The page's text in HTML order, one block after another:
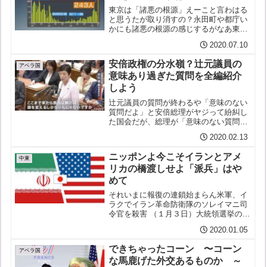
東京は「諸悪の根源」えーこと言わはる
と思うたが取り消すの？永田町や都庁い
かにも諸悪の根源の感じするがなあ東京
を取り消し共同通信 東京との往来は自粛
するよう県民に呼びかけている井戸知事
「東京に抑え込んでいた...
2020.07.10
アベラ国
安倍政権の分水嶺？辻元議員の
意味あり過ぎた質問を全編紹介
しよう
辻元議員の質問が終わるや「意味のない
質問だよ」と安倍総理がヤジって紛糾し
た国会だが、総理が「意味のない質問」
ったか、多くの人に知ってもらおうと思
い、以下に紹介する次第である。という
のも当日の夜のニュースで...
2020.02.13
中東
ニッポンよ今こそイランとアメ
リカの橋渡しせよ「派兵」はや
めて
それいまに報復の連鎖始まらん米軍、イ
ラクでイラン革命防衛隊のソレイマニ司
令官を殺害 （１月３日）大統領選挙の年
プは北朝鮮との外交も進展しない、国内
でも大統領弾劾訴追で追い詰められてゆ
く。そんな中、米軍がイ...
2020.01.05
アベラ国
できちゃったコーン 〜コーン
な馬鹿げた外交あるものか ～